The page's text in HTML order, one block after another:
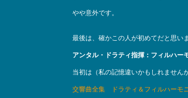
やや意外です。
最後は、確かこの人が初めてだと思い
アンタル・ドラティ指揮：フィルハー
当初は（私の記憶違いかもしれません
交響曲全集 ドラティ＆フィルハーモ